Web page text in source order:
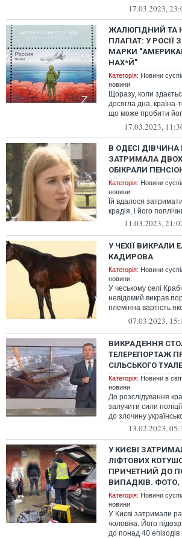
звернувся до
17.03.2023,
ЖАЛЮГІДНИЙ ТА
ПЛАГІАТ: У
МАРКИ
НАХ*Й"
Категорія: Новини
новини
Щоразу, коли
досягла дна, країна-
що може пробити
Наприклад,
17.03.2023,
В ОДЕСІ ДІВЧИНА
ЗАТРИМАЛА ДВОХ
ОБІКРАЛИ
Категорія: Новини
новини
Їй вдалося
крадія, і його
11.03.2023,
У ЧЕХІЇ ВИКРАЛИ
КАДИРОВА
Категорія: Новини
новини
У чеському селі
невідомий викрав
племінна вартість
400 тисяч крон (17
07.03.2023,
ВИКРАДЕННЯ
ТЕЛЕРЕПОРТАЖ
СІЛЬСЬКОГО
Категорія: Новини в
новини
До розслідування
залучити сили
до злочину
13.02.2023,
У КИЄВІ
ЛІФТОВИХ
ПРИЧЕТНИЙ ДО
ВИПАДКІВ. ФОТО,
Категорія: Новини
новини
У Києві затримали
чоловіка. Його
до понад 40 епізодів